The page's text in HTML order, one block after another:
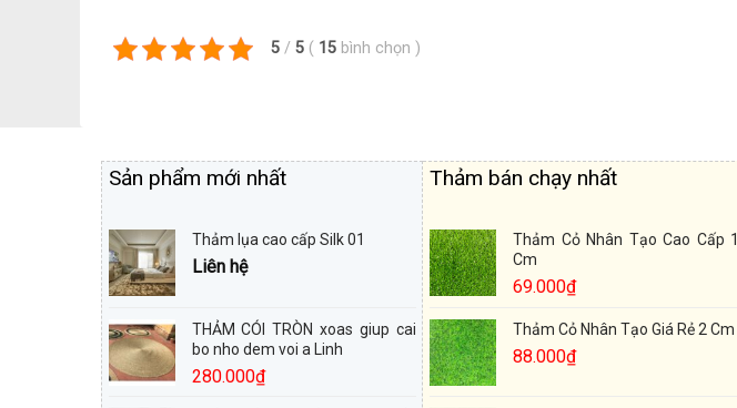
5 / 5 ( 15 bình chọn )
Sản phẩm mới nhất
Thảm lụa cao cấp Silk 01
Liên hệ
THẢM CÓI TRÒN xoas giup cai
bo nho dem voi a Linh
280.000₫
Thảm bán chạy nhất
Thảm Cỏ Nhân Tạo Cao Cấp 1
Cm
69.000₫
Thảm Cỏ Nhân Tạo Giá Rẻ 2 Cm
88.000₫